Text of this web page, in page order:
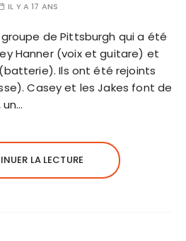
IL Y A 17 ANS
de Pittsburgh qui a été
Hanner (voix et guitare) et
Ils ont été rejoints
Casey et les Jakes font de
LA LECTURE